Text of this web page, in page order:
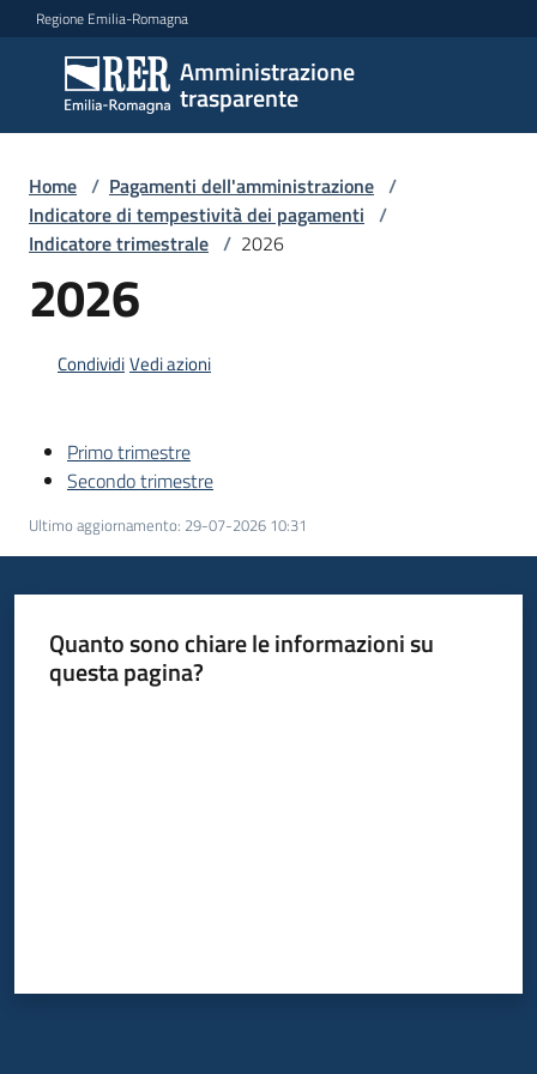
Vai al contenuto
Vai alla navigazione
Vai al footer
Regione Emilia-Romagna
Amministrazione
trasparente
Amministrazione
trasparente
Sottosezioni
Accesso
Home / Pagamenti dell'amministrazione /
Indicatore di tempestività dei pagamenti /
Indicatore trimestrale / 2026
2026
CondividiVedi azioni
Primo trimestre
Secondo trimestre
Ultimo aggiornamento: 29-07-2026 10:31
Quanto sono chiare le informazioni su
questa pagina?